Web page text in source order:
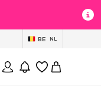
BE NL